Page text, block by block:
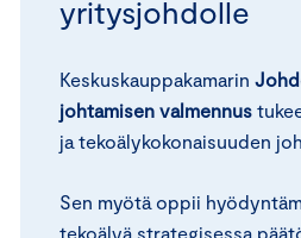
yritysjohdolle
Keskuskauppakamarin
johtamisen valmennus
ja tekoälykokonaisuuden
Sen myötä oppii
tekoälyä strategisessa